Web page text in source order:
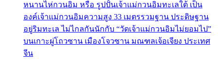
หนานไห่กวนอิม หรือ รูปปั้นเจ้าแม่กวนอิมทะเลใต้ เป็น
องค์เจ้าแม่กวนอิมความสูง 33 เมตรรวมฐาน ประดิษฐาน
อยู่ริมทะเล ไม่ไกลกันนักกับ “วัดเจ้าแม่กวนอิมไม่ยอมไป”
บนเกาะผู่โถวซาน เมืองโจวซาน มณฑลเจ้อเจียง ประเทศ
จีน